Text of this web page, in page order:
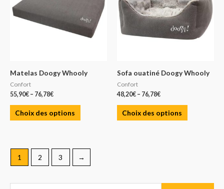
Matelas Doogy Whooly
Confort
55,90€ – 76,78€
Choix des options
Sofa ouatiné Doogy Whooly
Confort
48,20€ – 76,78€
Choix des options
1 2 3 →